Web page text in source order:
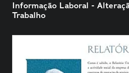
Informação Laboral -
Trabalho